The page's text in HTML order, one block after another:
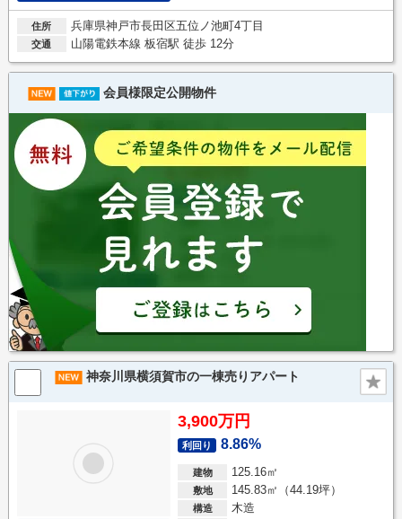
住所 兵庫県神戸市長田区五位ノ池町4丁目
交通 山陽電鉄本線 板宿駅 徒歩 12分
会員様限定公開物件
神奈川県横須賀市の一棟売りアパート
3,900万円
利回り 8.86%
建物 125.16㎡
敷地 145.83㎡（44.19坪）
構造 木造